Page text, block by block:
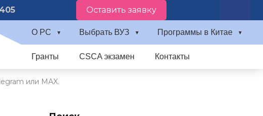
Оставить заявку
О PC Выбрать ВУЗ Программы в Китае
Гранты CSCA экзамен Контакты
или MAX.